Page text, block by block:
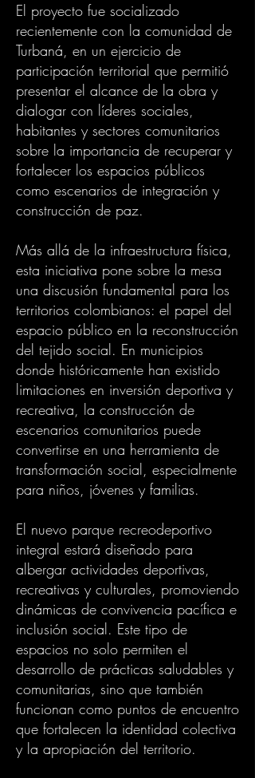
El proyecto fue socializado
recientemente con la comunidad de
Turbaná, en un ejercicio de
participación territorial que permitió
presentar el alcance de la obra y
dialogar con líderes sociales,
habitantes y sectores comunitarios
sobre la importancia de recuperar y
fortalecer los espacios públicos
como escenarios de integración y
construcción de paz.
Más allá de la infraestructura física,
esta iniciativa pone sobre la mesa
una discusión fundamental para los
territorios colombianos: el papel del
espacio público en la reconstrucción
del tejido social. En municipios
donde históricamente han existido
limitaciones en inversión deportiva y
recreativa, la construcción de
escenarios comunitarios puede
convertirse en una herramienta de
transformación social, especialmente
para niños, jóvenes y familias.
El nuevo parque recreodeportivo
integral estará diseñado para
albergar actividades deportivas,
recreativas y culturales, promoviendo
dinámicas de convivencia pacífica e
inclusión social. Este tipo de
espacios no solo permiten el
desarrollo de prácticas saludables y
comunitarias, sino que también
funcionan como puntos de encuentro
que fortalecen la identidad colectiva
y la apropiación del territorio.